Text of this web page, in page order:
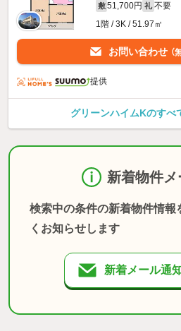
敷 51,700円 礼 不要
1階 / 3K / 51.97㎡
お問い合わせ （
提供
グリーンハイムKのすべ
新着物件メ
検索中の条件の新着物件情報
くお知らせします
新着メール通